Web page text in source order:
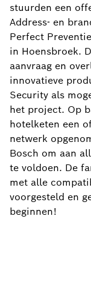
stuurden een
Address- en
Perfect
in Hoensbroek.
aanvraag en
innovatieve
Security als
het project. Op
hotelketen een
netwerk
Bosch om aan
te voldoen. De
met alle
voorgesteld en
beginnen!